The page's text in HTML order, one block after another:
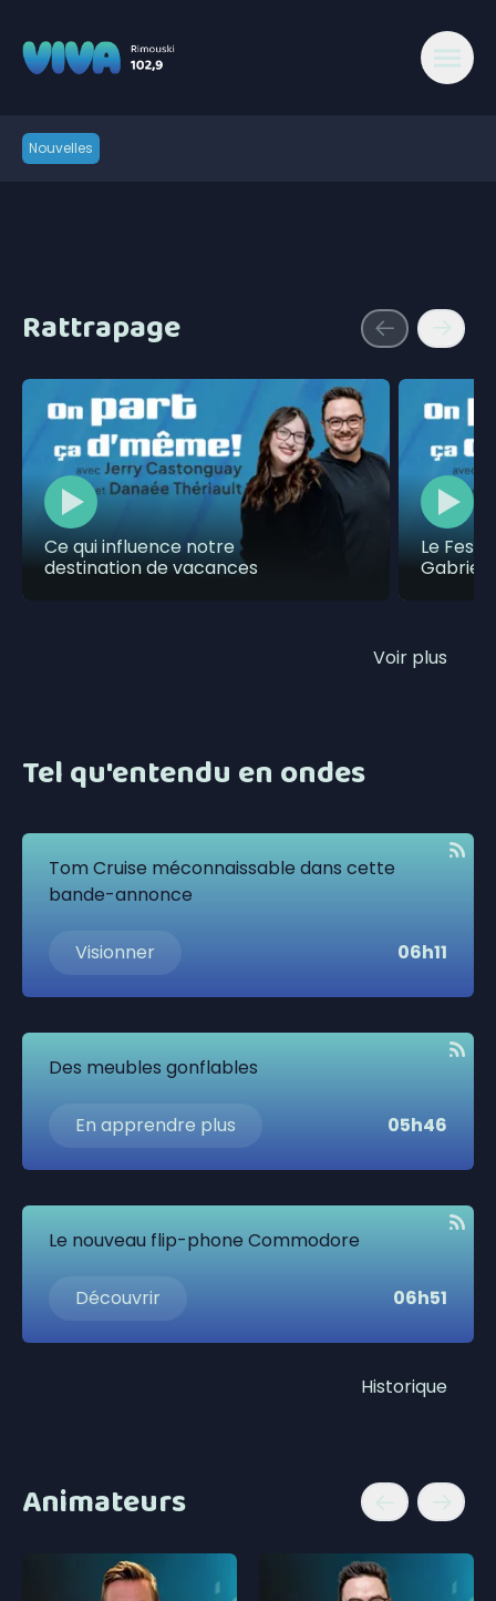
Nouvelles
Rattrapage
Ce qui influence notre
destination de vacances
Le
Gabriel,
Voir plus
Tel qu'entendu en ondes
Tom Cruise méconnaissable dans cette
bande-annonce
Visionner 06h11
Des meubles gonflables
En apprendre plus 05h46
Le nouveau flip-phone Commodore
Découvrir 06h51
Historique
Animateurs